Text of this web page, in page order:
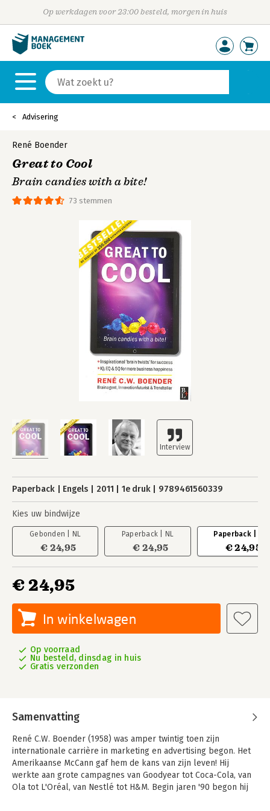
Op werkdagen voor 23:00 besteld, morgen in huis
Advisering
73 stemmen
René Boender
Great to Cool
Brain candies with a bite!
Paperback Engels 2011 1e druk 9789461560339
Kies uw bindwijze
Gebonden | NL
€ 24,95
Paperback | NL
€ 24,95
Paperback | EN
€ 24,95
€ 24,95
In winkelwagen
Op voorraad
Nu besteld, dinsdag in huis
Gratis verzonden
Samenvatting
René C.W. Boender (1958) was amper twintig toen zijn
internationale carrière in marketing en advertising begon. Het
Amerikaanse McCann gaf hem de kans van zijn leven! Hij
werkte aan grote campagnes van Goodyear tot Coca-Cola, van
Ola tot L'Oréal, van Nestlé tot H&M. Begin jaren '90 begon hij